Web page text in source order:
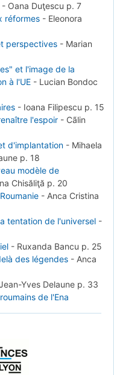
- Oana Duţescu p. 7
réformes - Eleonora
perspectives - Marian
et l'image de la
à l'UE - Lucian Bondoc
- Ioana Filipescu p. 15
l'espoir - Cãlin
d'implantation - Mihaela
p. 18
modèle de
Chisăliţă p. 20
- Anca Cristina
tentation de l'universel -
- Ruxanda Bancu p. 25
des légendes - Anca
Yves Delaune p. 33
de l'Ena